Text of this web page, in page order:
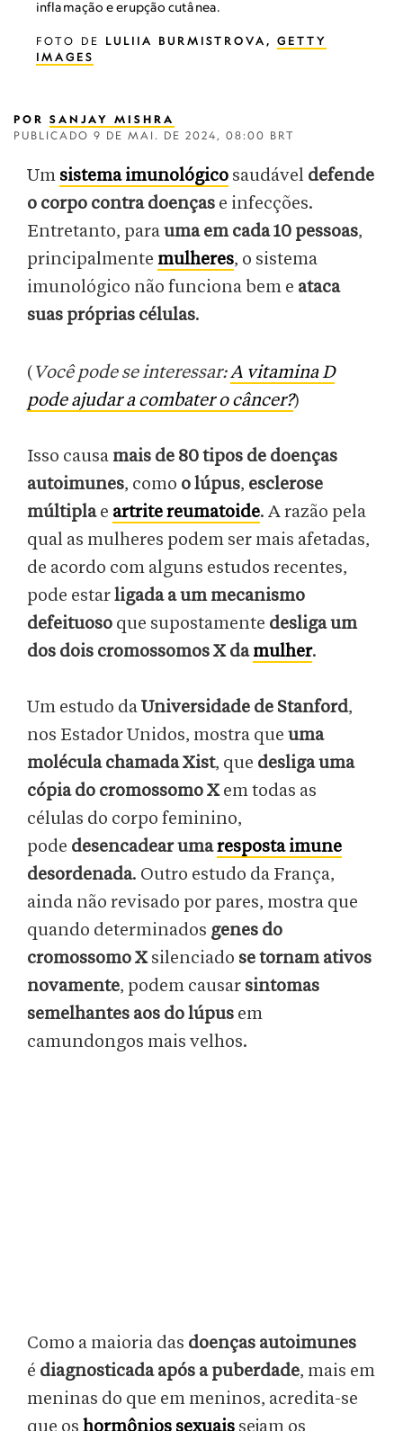
inflamação e erupção cutânea.
FOTO DE LULIIA BURMISTROVA, GETTY
IMAGES
POR SANJAY MISHRA
PUBLICADO 9 DE MAI. DE 2024, 08:00 BRT
Um sistema imunológico saudável defende
o corpo contra doenças e infecções.
Entretanto, parauma em cada 10 pessoas,
principalmente mulheres, o sistema
imunológico não funciona bem e ataca
suas próprias células.
( Você pode se interessar:A vitamina D
pode ajudar a combater o câncer?)
Isso causa mais de 80 tipos de doenças
autoimunes, como o lúpus, esclerose
múltiplae artrite reumatoide. A razão pela
qual as mulheres podem ser mais afetadas,
de acordo com alguns estudos recentes,
pode estarligada a um mecanismo
defeituoso que supostamente desliga um
dos dois cromossomos X damulher.
Um estudo daUniversidade de Stanford,
nos Estador Unidos, mostra que uma
molécula chamada Xist, que desliga uma
cópia do cromossomo Xem todas as
células do corpo feminino,
pode desencadear umaresposta imune
desordenada. Outro estudo da França,
ainda não revisado por pares, mostra que
quando determinados genes do
cromossomo Xsilenciado se tornam ativos
novamente, podem causar sintomas
semelhantes aos do lúpus em
camundongos mais velhos.
Como a maioria das doenças autoimunes
é diagnosticada após a puberdade, mais em
meninas do que em meninos, acredita-se
que os hormônios sexuais sejam os